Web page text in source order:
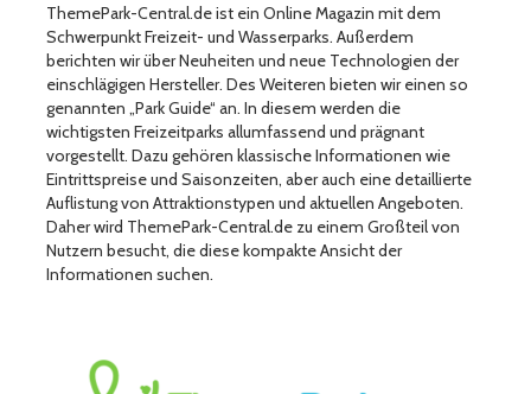
ThemePark-Central.de ist ein Online Magazin mit dem
Schwerpunkt Freizeit- und Wasserparks. Außerdem
berichten wir über Neuheiten und neue Technologien der
einschlägigen Hersteller. Des Weiteren bieten wir einen so
genannten „Park Guide“ an. In diesem werden die
wichtigsten Freizeitparks allumfassend und prägnant
vorgestellt. Dazu gehören klassische Informationen wie
Eintrittspreise und Saisonzeiten, aber auch eine detaillierte
Auflistung von Attraktionstypen und aktuellen Angeboten.
Daher wird ThemePark-Central.de zu einem Großteil von
Nutzern besucht, die diese kompakte Ansicht der
Informationen suchen.